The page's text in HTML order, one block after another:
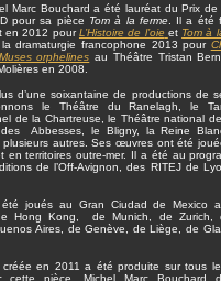
Marc Bouchard a été lauréat du Prix
pour sa pièce Tom à la ferme. Il a été
en 2012 pourL’Histoire de l’oie et Tom à
dramaturgie francophone 2013 pour
orphelines au Théâtre Tristan
en 2008.
d’une soixantaine de productions de
le Théâtre du Ranelagh, le
de la Chartreuse, le Théâtre national de
Abbesses, le Bligny, la Reine
plusieurs autres. Ses œuvres ont été
en territoires outre-mer. Il a été au
de l’Off-Avignon, des RITEJ de
joués au Gran Ciudad de Mexico
Hong Kong, de Munich, de Zurich,
Aires, de Genève, de Liège, de
créée en 2011 a été produite sur tous
pièce, Michel Marc Bouchard